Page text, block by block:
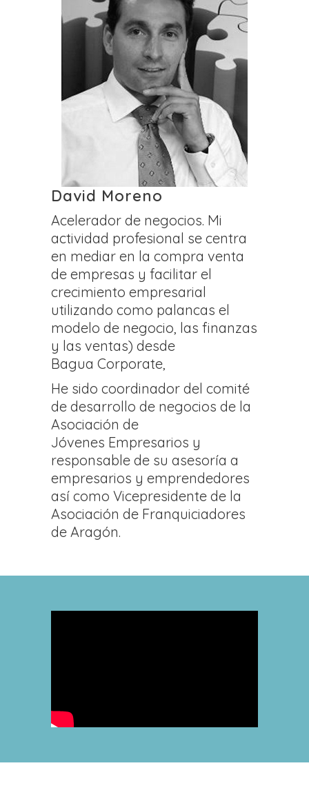
David Moreno
Acelerador de negocios. Mi
actividad profesional se centra
en mediar en la compra venta
de empresas y facilitar el
crecimiento empresarial
utilizando como palancas el
modelo de negocio, las finanzas
y las ventas) desde
Bagua Corporate,
He sido coordinador del comité
de desarrollo de negocios de la
Asociación de
Jóvenes Empresarios y
responsable de su asesoría a
empresarios y emprendedores
así como Vicepresidente de la
Asociación de Franquiciadores
de Aragón.